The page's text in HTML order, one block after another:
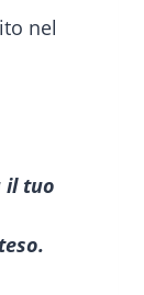
nel
il tuo